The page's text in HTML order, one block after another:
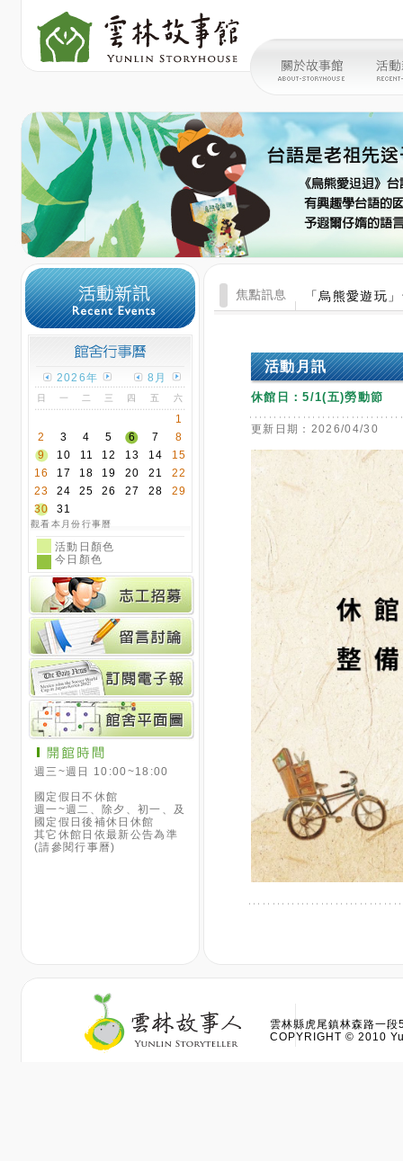
2026年 8月
日 一 二 三 四 五 六
1
2
3 4 5 6 7
8
9
10 11 12 13 14
15
16
17 18 19 20 21
22
23
24 25 26 27 28
29
30
31
觀看本月份行事曆
活動日顏色
今日顏色
週三~週日 10:00~18:00
國定假日不休館
週一~週二、除夕、初一、及
國定假日後補休日休館
其它休館日依最新公告為準
(請參閱行事曆)
「烏熊愛遊玩
活動月訊
休館日：5/1(五)勞動節
更新日期：2026/04/30
雲林縣虎尾鎮林森路
COPYRIGHT © 2010